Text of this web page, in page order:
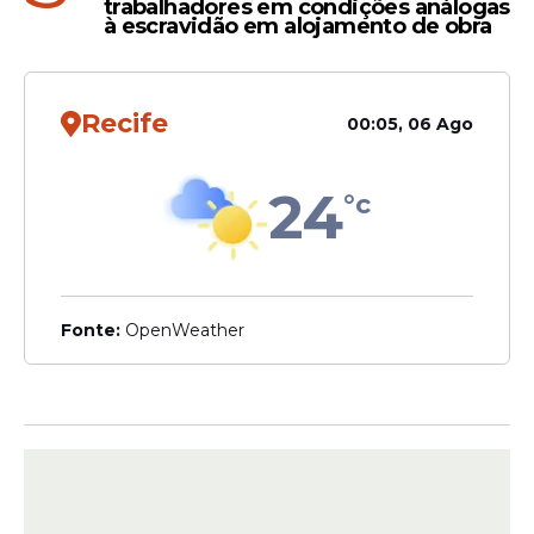
A Inteligência Artificial generativa, como o
transparência e prevenção de conteúdo
trabalhadores em condições análogas
à escravidão em alojamento de obra
Recife 00:05, 06 Ago
24°c
Fonte: OpenWeather